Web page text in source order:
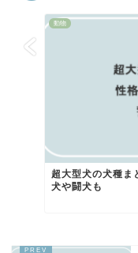
動物
超大型犬の犬種ま
犬や闘犬も